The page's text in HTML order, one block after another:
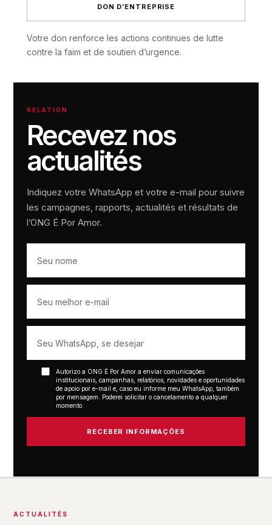
DON D’ENTREPRISE
Votre don renforce les actions continues de lutte
contre la faim et de soutien d’urgence.
RELATION
Recevez nos
actualités
Indiquez votre WhatsApp et votre e-mail pour suivre
les campagnes, rapports, actualités et résultats de
l’ONG É Por Amor.
Autorizo a ONG É Por Amor a enviar comunicações
institucionais, campanhas, relatórios, novidades e oportunidades
de apoio por e-mail e, caso eu informe meu WhatsApp, também
por mensagem. Poderei solicitar o cancelamento a qualquer
momento.
RECEBER INFORMAÇÕES
ACTUALITÉS